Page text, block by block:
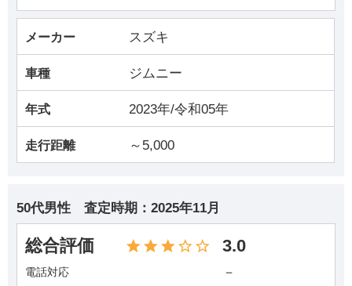
メーカー スズキ
車種 ジムニー
年式 2023年/令和05年
走行距離 ～5,000
50代男性 査定時期： 2025年11月
総合評価 3.0
電話対応 －